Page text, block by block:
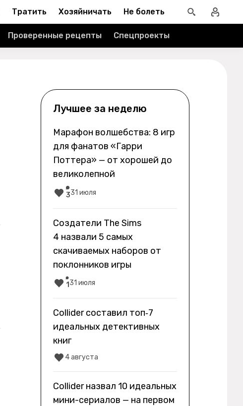
Тратить Хозяйничать Не болеть
Проверенные рецепты Спецпроекты
Лучшее за неделю
Марафон волшебства: 8 игр
для фанатов «Гарри
Поттера» — от хорошей до
великолепной
331 июля
Создатели The Sims
4 назвали 5 самых
скачиваемых наборов от
поклонников игры
1 31 июля
Collider составил топ‑7
идеальных детективных
книг
4 августа
Collider назвал 10 идеальных
мини-сериалов — на первом